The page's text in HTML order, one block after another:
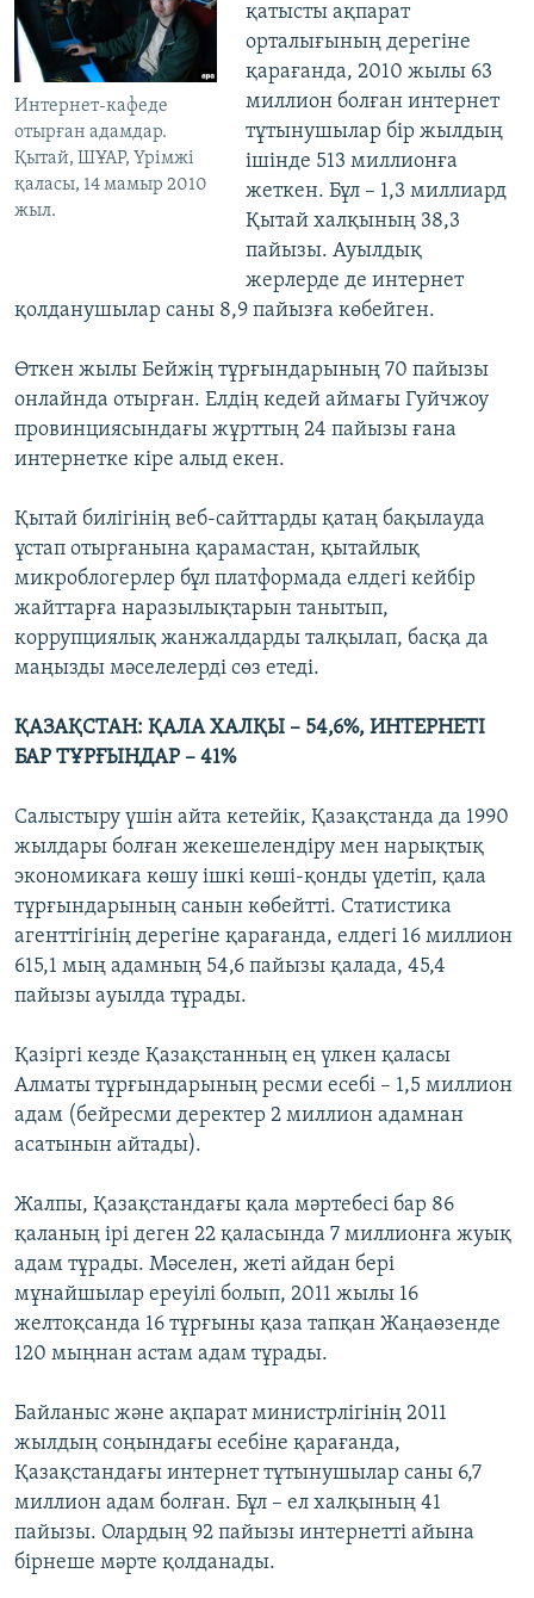
Интернет-кафеде
отырған адамдар.
Қытай, ШҰАР, Үрімжі
қаласы, 14 мамыр 2010
жыл.
қатысты ақпарат
орталығының дерегіне
қарағанда, 2010 жылы 63
миллион болған интернет
тұтынушылар бір жылдың
ішінде 513 миллионға
жеткен. Бұл – 1,3 миллиард
Қытай халқының 38,3
пайызы. Ауылдық
жерлерде де интернет
қолданушылар саны 8,9 пайызға көбейген.
Өткен жылы Бейжің тұрғындарының 70 пайызы
онлайнда отырған. Елдің кедей аймағы Гуйчжоу
провинциясындағы жұрттың 24 пайызы ғана
интернетке кіре алыд екен.
Қытай билігінің веб-сайттарды қатаң бақылауда
ұстап отырғанына қарамастан, қытайлық
микроблогерлер бұл платформада елдегі кейбір
жайттарға наразылықтарын танытып,
коррупциялық жанжалдарды талқылап, басқа да
маңызды мәселелерді сөз етеді.
ҚАЗАҚСТАН: ҚАЛА ХАЛҚЫ – 54,6%, ИНТЕРНЕТІ
БАР ТҰРҒЫНДАР – 41%
Салыстыру үшін айта кетейік, Қазақстанда да 1990
жылдары болған жекешелендіру мен нарықтық
экономикаға көшу ішкі көші-қонды үдетіп, қала
тұрғындарының санын көбейтті. Статистика
агенттігінің дерегіне қарағанда, елдегі 16 миллион
615,1 мың адамның 54,6 пайызы қалада, 45,4
пайызы ауылда тұрады.
Қазіргі кезде Қазақстанның ең үлкен қаласы
Алматы тұрғындарының ресми есебі – 1,5 миллион
адам (бейресми деректер 2 миллион адамнан
асатынын айтады).
Жалпы, Қазақстандағы қала мәртебесі бар 86
қаланың ірі деген 22 қаласында 7 миллионға жуық
адам тұрады. Мәселен, жеті айдан бері
мұнайшылар ереуілі болып, 2011 жылы 16
желтоқсанда 16 тұрғыны қаза тапқан Жаңаөзенде
120 мыңнан астам адам тұрады.
Байланыс және ақпарат министрлігінің 2011
жылдың соңындағы есебіне қарағанда,
Қазақстандағы интернет тұтынушылар саны 6,7
миллион адам болған. Бұл – ел халқының 41
пайызы. Олардың 92 пайызы интернетті айына
бірнеше мәрте қолданады.